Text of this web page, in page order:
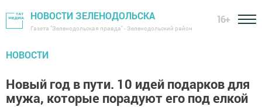
НОВОСТИ ЗЕЛЕНОДОЛЬСКА
Газета "Зеленодольская правда" - Зеленодольский район
16+
НОВОСТИ
Новый год в пути. 10 идей подарков для
мужа, которые порадуют его под елкой